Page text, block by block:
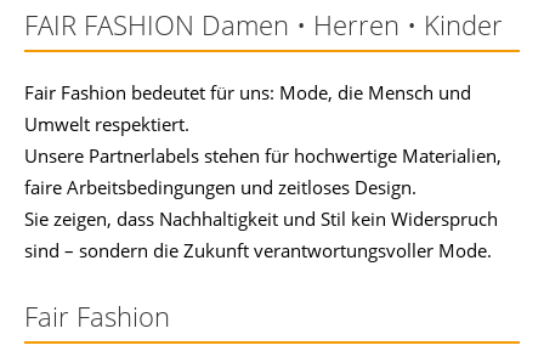
FAIR FASHION Damen • Herren • Kinder
Fair Fashion bedeutet für uns: Mode, die Mensch und
Umwelt respektiert.
Unsere Partnerlabels stehen für hochwertige Materialien,
faire Arbeitsbedingungen und zeitloses Design.
Sie zeigen, dass Nachhaltigkeit und Stil kein Widerspruch
sind – sondern die Zukunft verantwortungsvoller Mode.
Fair Fashion